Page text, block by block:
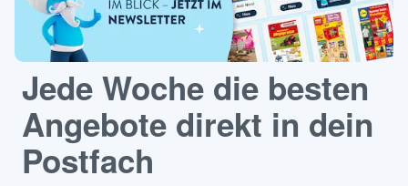
Jede Woche die besten
Angebote direkt in dein
Postfach